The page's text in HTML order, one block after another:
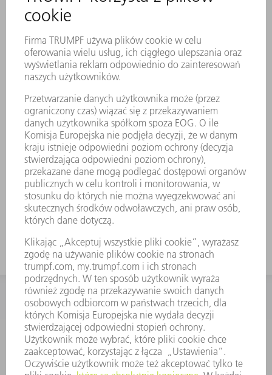
KONTAKT
Dział Części Zamiennych i Narzędzi
48225753936
8.00 - 17.00
czesci.zamienne@trumpf.com